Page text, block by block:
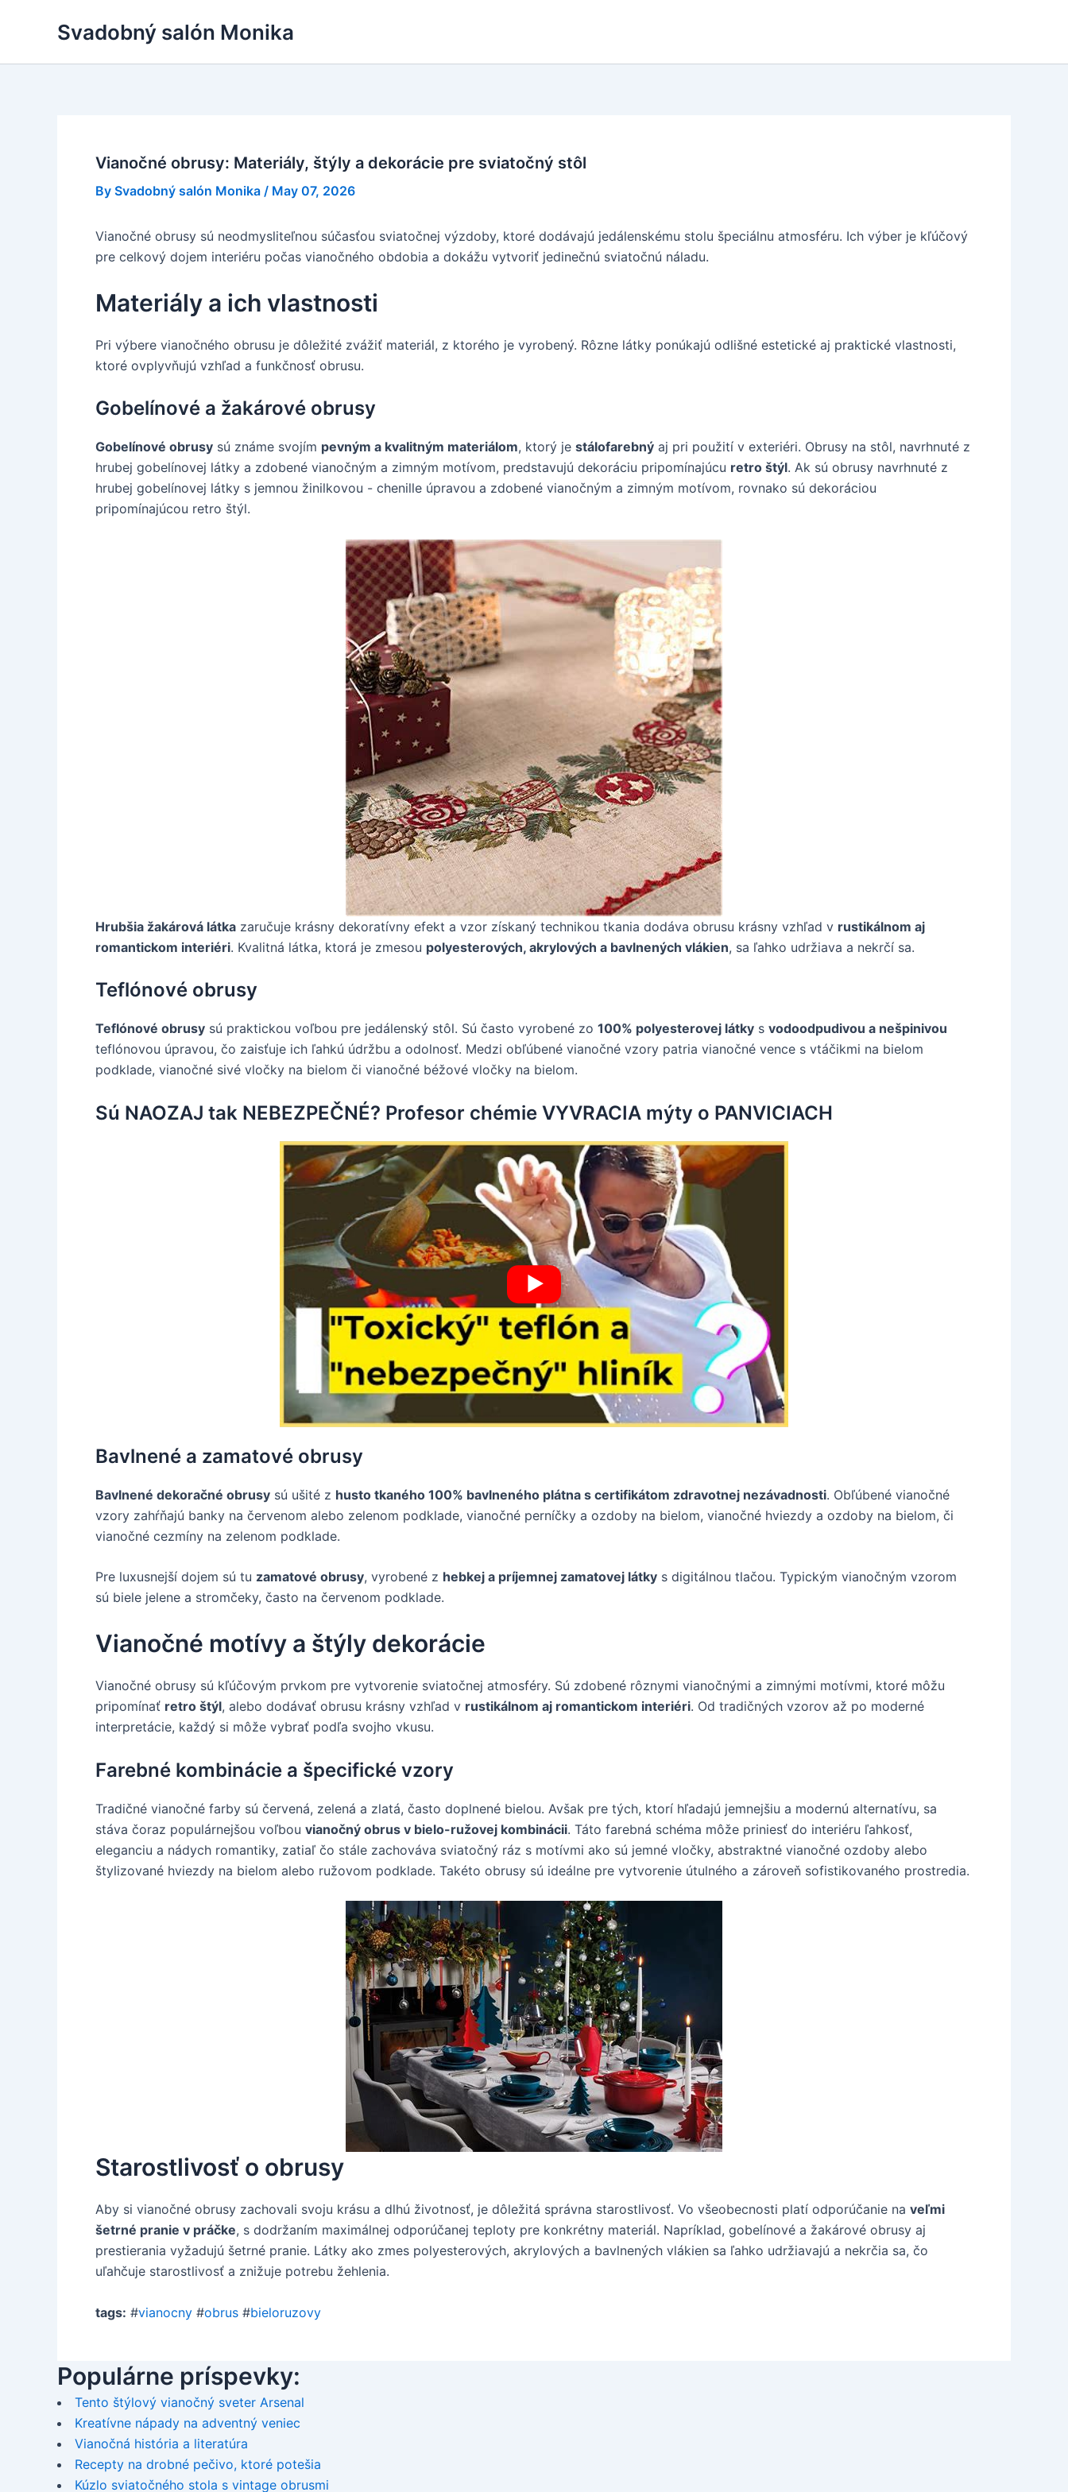
Svadobný salón Monika
Vianočné obrusy: Materiály, štýly a dekorácie pre sviatočný stôl
By Svadobný salón Monika / May 07, 2026
Vianočné obrusy sú neodmysliteľnou súčasťou sviatočnej výzdoby, ktoré dodávajú jedálenskému stolu špeciálnu atmosféru. Ich výber je kľúčový
pre celkový dojem interiéru počas vianočného obdobia a dokážu vytvoriť jedinečnú sviatočnú náladu.
Materiály a ich vlastnosti
Pri výbere vianočného obrusu je dôležité zvážiť materiál, z ktorého je vyrobený. Rôzne látky ponúkajú odlišné estetické aj praktické vlastnosti,
ktoré ovplyvňujú vzhľad a funkčnosť obrusu.
Gobelínové a žakárové obrusy
Gobelínové obrusy sú známe svojím pevným a kvalitným materiálom, ktorý je stálofarebný aj pri použití v exteriéri. Obrusy na stôl, navrhnuté z
hrubej gobelínovej látky a zdobené vianočným a zimným motívom, predstavujú dekoráciu pripomínajúcu retro štýl. Ak sú obrusy navrhnuté z
hrubej gobelínovej látky s jemnou žinilkovou - chenille úpravou a zdobené vianočným a zimným motívom, rovnako sú dekoráciou
pripomínajúcou retro štýl.
Hrubšia žakárová látka zaručuje krásny dekoratívny efekt a vzor získaný technikou tkania dodáva obrusu krásny vzhľad v rustikálnom aj
romantickom interiéri. Kvalitná látka, ktorá je zmesou polyesterových, akrylových a bavlnených vlákien, sa ľahko udržiava a nekrčí sa.
Teflónové obrusy
Teflónové obrusy sú praktickou voľbou pre jedálenský stôl. Sú často vyrobené zo 100% polyesterovej látky s vodoodpudivou a nešpinivou
teflónovou úpravou, čo zaisťuje ich ľahkú údržbu a odolnosť. Medzi obľúbené vianočné vzory patria vianočné vence s vtáčikmi na bielom
podklade, vianočné sivé vločky na bielom či vianočné béžové vločky na bielom.
Sú NAOZAJ tak NEBEZPEČNÉ? Profesor chémie VYVRACIA mýty o PANVICIACH
Bavlnené a zamatové obrusy
Bavlnené dekoračné obrusy sú ušité z husto tkaného 100% bavlneného plátna s certifikátom zdravotnej nezávadnosti. Obľúbené vianočné
vzory zahŕňajú banky na červenom alebo zelenom podklade, vianočné perníčky a ozdoby na bielom, vianočné hviezdy a ozdoby na bielom, či
vianočné cezmíny na zelenom podklade.
Pre luxusnejší dojem sú tu zamatové obrusy, vyrobené z hebkej a príjemnej zamatovej látky s digitálnou tlačou. Typickým vianočným vzorom
sú biele jelene a stromčeky, často na červenom podklade.
Vianočné motívy a štýly dekorácie
Vianočné obrusy sú kľúčovým prvkom pre vytvorenie sviatočnej atmosféry. Sú zdobené rôznymi vianočnými a zimnými motívmi, ktoré môžu
pripomínať retro štýl, alebo dodávať obrusu krásny vzhľad v rustikálnom aj romantickom interiéri. Od tradičných vzorov až po moderné
interpretácie, každý si môže vybrať podľa svojho vkusu.
Farebné kombinácie a špecifické vzory
Tradičné vianočné farby sú červená, zelená a zlatá, často doplnené bielou. Avšak pre tých, ktorí hľadajú jemnejšiu a modernú alternatívu, sa
stáva čoraz populárnejšou voľbou vianočný obrus v bielo-ružovej kombinácii. Táto farebná schéma môže priniesť do interiéru ľahkosť,
eleganciu a nádych romantiky, zatiaľ čo stále zachováva sviatočný ráz s motívmi ako sú jemné vločky, abstraktné vianočné ozdoby alebo
štylizované hviezdy na bielom alebo ružovom podklade. Takéto obrusy sú ideálne pre vytvorenie útulného a zároveň sofistikovaného prostredia.
Starostlivosť o obrusy
Aby si vianočné obrusy zachovali svoju krásu a dlhú životnosť, je dôležitá správna starostlivosť. Vo všeobecnosti platí odporúčanie na veľmi
šetrné pranie v práčke, s dodržaním maximálnej odporúčanej teploty pre konkrétny materiál. Napríklad, gobelínové a žakárové obrusy aj
prestierania vyžadujú šetrné pranie. Látky ako zmes polyesterových, akrylových a bavlnených vlákien sa ľahko udržiavajú a nekrčia sa, čo
uľahčuje starostlivosť a znižuje potrebu žehlenia.
tags: #vianocny #obrus #bieloruzovy
Populárne príspevky:
Tento štýlový vianočný sveter Arsenal
Kreatívne nápady na adventný veniec
Vianočná história a literatúra
Recepty na drobné pečivo, ktoré potešia
Kúzlo sviatočného stola s vintage obrusmi